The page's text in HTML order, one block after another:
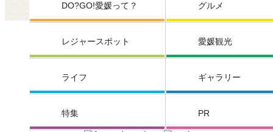
DO?GO!愛媛って？ グルメ
レジャースポット 愛媛観光
ライフ ギャラリー
特集 PR